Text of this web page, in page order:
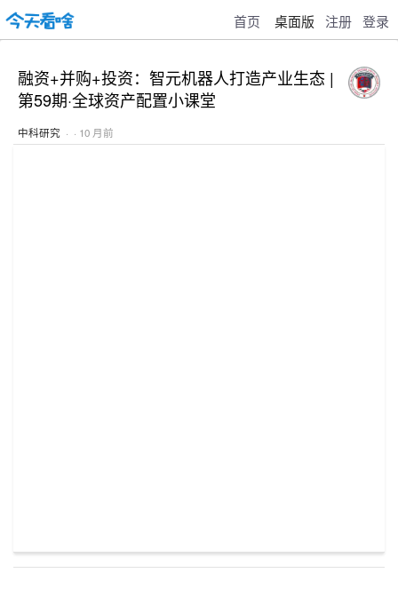
首页 桌面版 注册 登录
融资+并购+投资：智元机器人打造产业生态 |
第59期·全球资产配置小课堂
中科研究 · · 10 月前